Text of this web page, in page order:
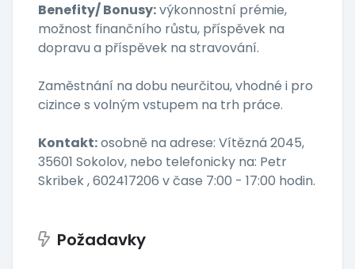
Benefity/ Bonusy:výkonnostní prémie,
možnost finančního růstu, příspěvek na
dopravu a příspěvek na stravování.
Zaměstnání na dobu neurčitou, vhodné i pro
cizince s volným vstupem na trh práce.
Kontakt:osobně na adrese: Vítězná 2045,
35601 Sokolov, nebo telefonicky na: Petr
Skribek , 602417206 v čase 7:00 - 17:00 hodin.
Požadavky